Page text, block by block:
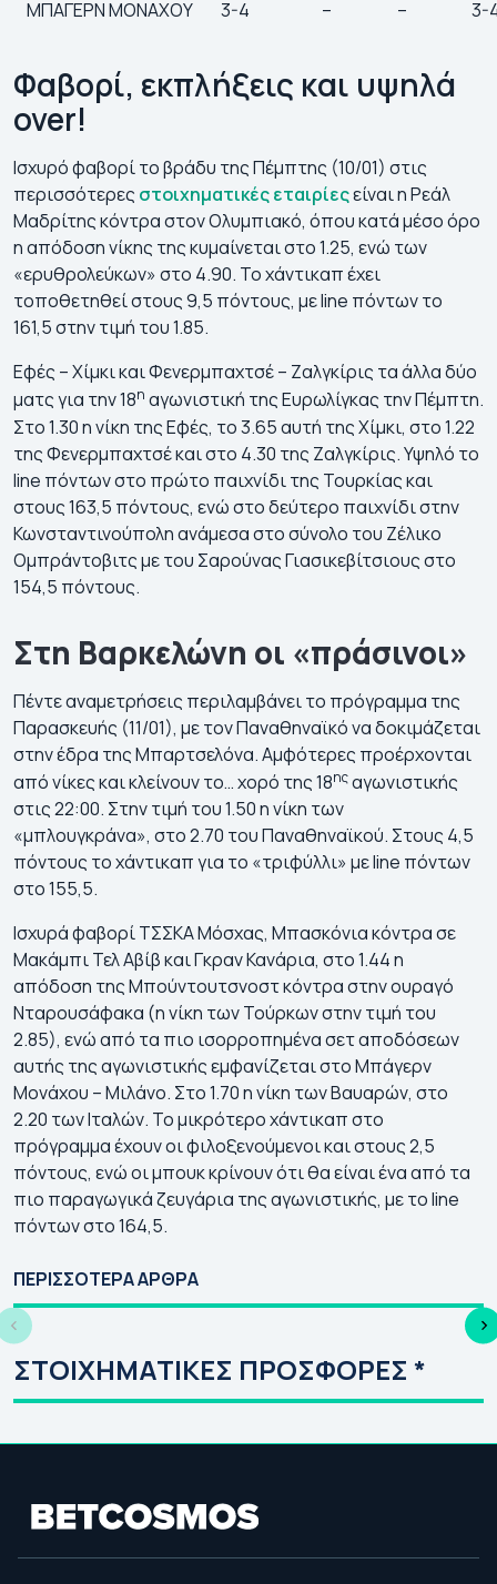
ΜΠΑΓΕΡΝ ΜΟΝΑΧΟΥ 3-4 – – 3-
Φαβορί, εκπλήξεις και υψηλά
over!
Ισχυρό φαβορί το βράδυ της Πέμπτης (10/01) στις
περισσότερες στοιχηματικές εταιρίεςείναι η Ρεάλ
Μαδρίτης κόντρα στον Ολυμπιακό, όπου κατά μέσο όρο
η απόδοση νίκης της κυμαίνεται στο 1.25, ενώ των
«ερυθρολεύκων» στο 4.90. Το χάντικαπ έχει
τοποθετηθεί στους 9,5 πόντους, με line πόντων το
161,5 στην τιμή του 1.85.
Εφές – Χίμκι και Φενερμπαχτσέ – Ζαλγκίρις τα άλλα δύο
ματς για την 18η αγωνιστική της Ευρωλίγκας την Πέμπτη.
Στο 1.30 η νίκη της Εφές, το 3.65 αυτή της Χίμκι, στο 1.22
της Φενερμπαχτσέ και στο 4.30 της Ζαλγκίρις. Υψηλό το
line πόντων στο πρώτο παιχνίδι της Τουρκίας και
στους 163,5 πόντους, ενώ στο δεύτερο παιχνίδι στην
Κωνσταντινούπολη ανάμεσα στο σύνολο του Ζέλικο
Ομπράντοβιτς με του Σαρούνας Γιασικεβίτσιους στο
154,5 πόντους.
Στη Βαρκελώνη οι «πράσινοι»
Πέντε αναμετρήσεις περιλαμβάνει το πρόγραμμα της
Παρασκευής (11/01), με τον Παναθηναϊκό να δοκιμάζεται
στην έδρα της Μπαρτσελόνα. Αμφότερες προέρχονται
από νίκες και κλείνουν το… χορό της 18ηςαγωνιστικής
στις 22:00. Στην τιμή του 1.50 η νίκη των
«μπλουγκράνα», στο 2.70 του Παναθηναϊκού. Στους 4,5
πόντους το χάντικαπ για το «τριφύλλι» με line πόντων
στο 155,5.
Ισχυρά φαβορί ΤΣΣΚΑ Μόσχας, Μπασκόνια κόντρα σε
Μακάμπι Τελ Αβίβ και Γκραν Κανάρια, στο 1.44 η
απόδοση της Μπούντουτσνοστ κόντρα στην ουραγό
Νταρουσάφακα (η νίκη των Τούρκων στην τιμή του
2.85), ενώ από τα πιο ισορροπημένα σετ αποδόσεων
αυτής της αγωνιστικής εμφανίζεται στο Μπάγερν
Μονάχου – Μιλάνο. Στο 1.70 η νίκη των Βαυαρών, στο
2.20 των Ιταλών. Το μικρότερο χάντικαπ στο
πρόγραμμα έχουν οι φιλοξενούμενοι και στους 2,5
πόντους, ενώ οι μπουκ κρίνουν ότι θα είναι ένα από τα
πιο παραγωγικά ζευγάρια της αγωνιστικής, με το line
πόντων στο 164,5.
ΠΕΡΙΣΣΟΤΕΡΑ ΑΡΘΡΑ
Γιουρόπα Λιγκ 2026-
Αγώνες | Κανάλι
|
ΣΤΟΙΧΗΜΑΤΙΚΕΣ ΠΡΟΣΦΟΡΕΣ *